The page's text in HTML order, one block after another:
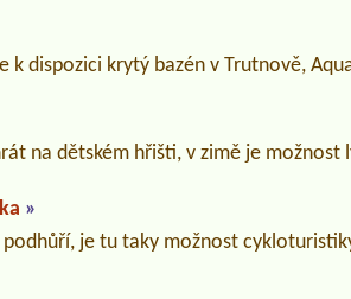
k dispozici krytý bazén v Trutnově,
na dětském hřišti, v zimě je možnost
»
je tu taky možnost